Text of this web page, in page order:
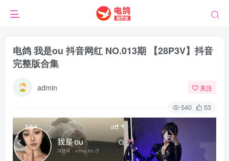
电鸽 我是ou 抖音网红 NO.013期 【28P3V】抖音
完整版合集
admin 关注
540 53